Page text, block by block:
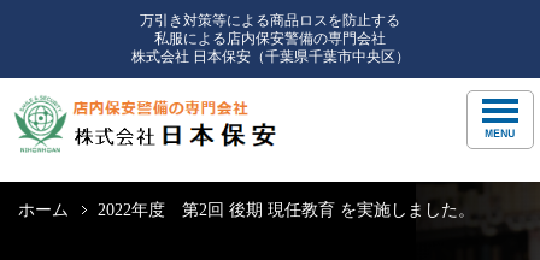
万引き対策等による商品ロスを防止する
私服による店内保安警備の専門会社
株式会社 日本保安（千葉県千葉市中央区）
ホーム 2022年度 第2回 後期 現任教育 を実施しました。